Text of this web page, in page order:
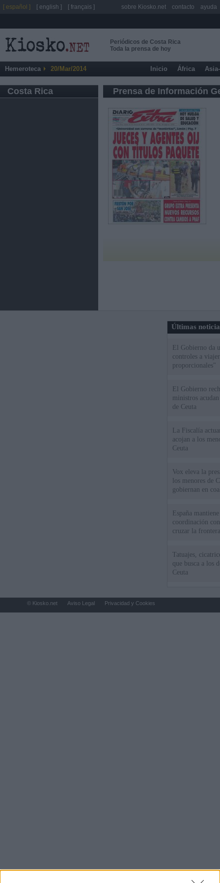
Periódicos de Costa Rica
Toda la prensa de hoy
Hemeroteca 20/Mar/2014 Inicio África
Costa Rica Prensa de Información
Últimas
El Gobierno da
controles a
proporcionales"
El Gobierno
ministros
de Ceuta
La Fiscalía
acojan a los
Ceuta
Vox eleva la
los menores de
gobiernan en
España
coordinación
cruzar la
Tatuajes,
que busca a los
Ceuta
[ español ] [ english ] [ français ] sobre Kiosko.net contacto ayuda
© Kiosko.net Aviso Legal Privacidad y Cookies